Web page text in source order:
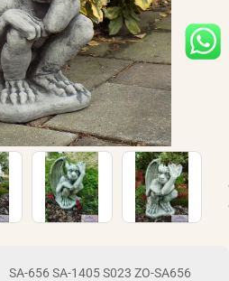
SA-656 SA-1405 S023 ZO-SA656